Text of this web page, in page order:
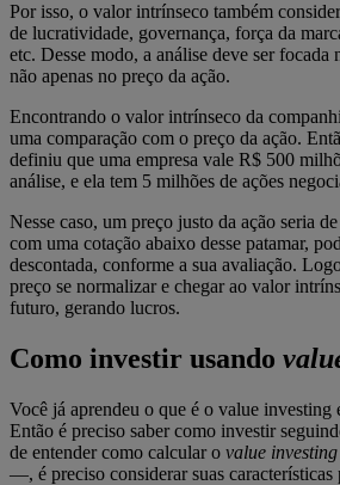
Por isso, o valor intrínseco também
de lucratividade, governança, força da
etc. Desse modo, a análise deve ser
não apenas no preço da ação.
Encontrando o valor intrínseco da
uma comparação com o preço da ação.
definiu que uma empresa vale R$ 500
análise, e ela tem 5 milhões de ações
Nesse caso, um preço justo da ação seria
com uma cotação abaixo desse patamar,
descontada, conforme a sua avaliação.
preço se normalizar e chegar ao valor
futuro, gerando lucros.
Como investir usando
Você já aprendeu o que é o value investing
Então é preciso saber como investir
de entender como calcular o value investing
—, é preciso considerar suas características